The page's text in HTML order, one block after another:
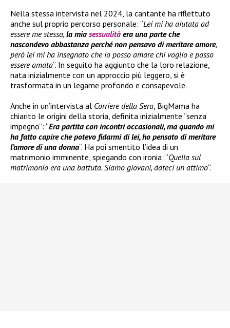
Nella stessa intervista nel 2024, la cantante ha riflettuto
anche sul proprio percorso personale: “Lei mi ha aiutata ad
essere me stessa, la mia sessualità era una parte che
nascondevo abbastanza perché non pensavo di meritare amore,
però lei mi ha insegnato che io posso amare chi voglio e posso
essere amata“. In seguito ha aggiunto che la loro relazione,
nata inizialmente con un approccio più leggero, si è
trasformata in un legame profondo e consapevole.
Anche in un’intervista al Corriere della Sera, BigMama ha
chiarito le origini della storia, definita inizialmente “senza
impegno”: “Era partita con incontri occasionali, ma quando mi
ha fatto capire che potevo fidarmi di lei, ho pensato di meritare
l’amore di una donna“. Ha poi smentito l’idea di un
matrimonio imminente, spiegando con ironia: “Quella sul
matrimonio era una battuta. Siamo giovani, dateci un attimo“.